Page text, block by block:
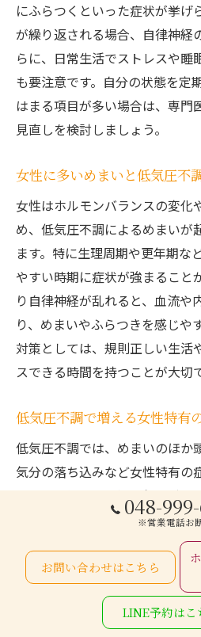
にふらつくといった症状が挙げ
が繰り返される場合、自律神経
らに、日常生活でストレスや睡
も要注意です。自分の状態を定
はまる項目が多い場合は、専門
見直しを検討しましょう。
女性に多いめまいと低気圧不
女性はホルモンバランスの変化
め、低気圧不調によるめまいが
ます。特に生理周期や更年期な
やすい時期に症状が強まること
り自律神経が乱れると、血流や
り、めまいやふらつきを感じや
対策としては、規則正しい生活
スできる時間を持つことが大切
低気圧不調で増える女性特有
低気圧不調では、めまいのほか
気分の落ち込みなど女性特有の
ます。これらの症状を和らげる
深呼吸、温かい飲み物を取るな
効です。せんげん台駅周辺で
スを整える施術が行われていま
ない服装や、こまめな水分補
048-
※営業電話お
お問い合わせはこちら
LINE予約はこ